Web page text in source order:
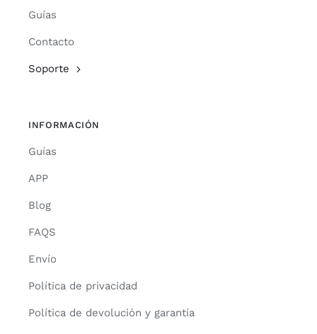
Guías
Contacto
Soporte
INFORMACIÓN
Guías
APP
Blog
FAQS
Envío
Política de privacidad
Política de devolución y garantía